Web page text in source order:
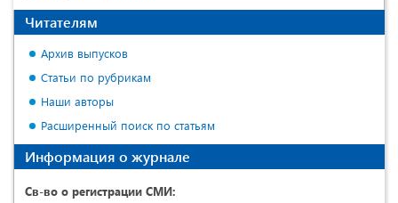
Читателям
Архив выпусков
Статьи по рубрикам
Наши авторы
Расширенный поиск по статьям
Информация о журнале
Св-во о регистрации СМИ: